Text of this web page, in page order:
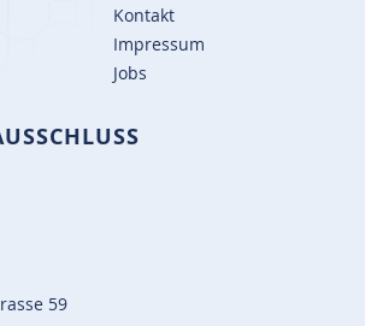
Kontakt
Impressum
Jobs
59